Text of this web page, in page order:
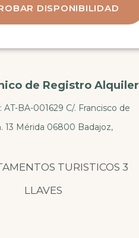
de Registro Alquiler
: AT-BA-001629 C/. Francisco de
13 Mérida 06800 Badajoz,